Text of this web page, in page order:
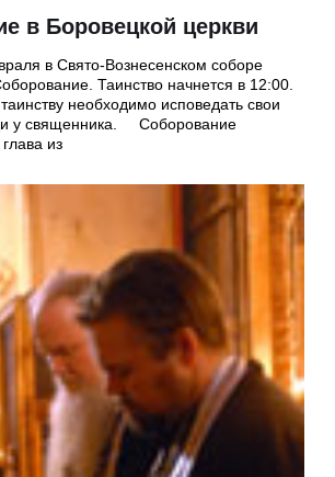
в Боровецкой церкви
в Свято-Вознесенском соборе
Таинство начнется в 12:00.
необходимо исповедать свои
у священника. Соборование
из